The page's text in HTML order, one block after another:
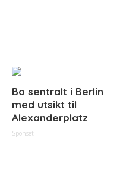
Bo sentralt i Berlin
med utsikt til
Alexanderplatz
Sponset